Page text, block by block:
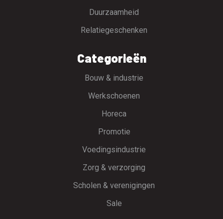
Duurzaamheid
Relatiegeschenken
Categorieën
Bouw & industrie
Werkschoenen
Horeca
Promotie
Voedingsindustrie
Zorg & verzorging
Scholen & verenigingen
Sale